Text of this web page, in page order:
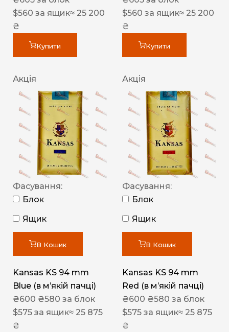
$560 за ящик≈ 25 200
₴
Купити
$560 за ящик≈ 25 200
₴
Купити
Акція
Фасування:
Блок
Ящик
В Кошик
Kansas KS 94 mm
Blue (в мʼякій пачці)
₴600 ₴580 за блок
$575 за ящик≈ 25 875
₴
Акція
Фасування:
Блок
Ящик
В Кошик
Kansas KS 94 mm
Red (в мʼякій пачці)
₴600 ₴580 за блок
$575 за ящик≈ 25 875
₴